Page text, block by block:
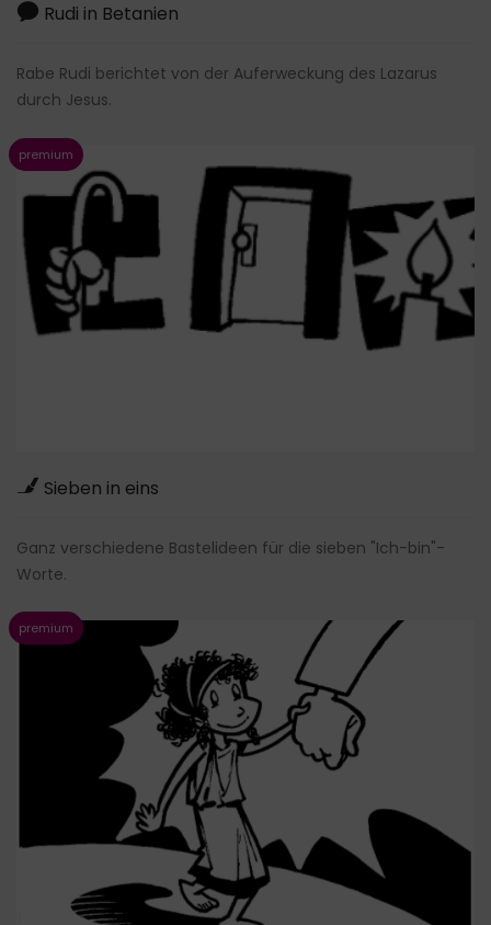
Rudi in Betanien
Rabe Rudi berichtet von der Auferweckung des Lazarus
durch Jesus.
Sieben in eins
Ganz verschiedene Bastelideen für die sieben "Ich-bin"-
Worte.